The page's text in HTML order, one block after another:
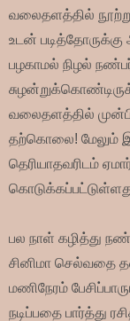
வலைதளத்தில்
உடன்
பழகாமல் நிழல்
வலைதளத்தில்
தற்கொலை! மேலும்
தெரியாதவரிடம்
பல நாள் கழித்து
சினிமா செல்வதை
மணிநேரம்
நடிப்பதை பார்த்து